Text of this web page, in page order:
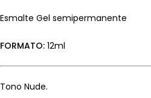
Esmalte Gel semipermanente
FORMATO: 12ml
Tono Nude.